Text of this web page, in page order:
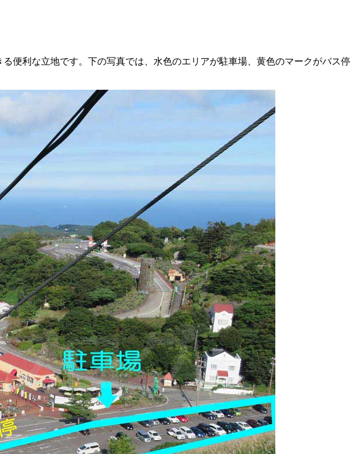
便利な立地です。下の写真では、水色のエリアが駐車場、黄色のマークがバス停